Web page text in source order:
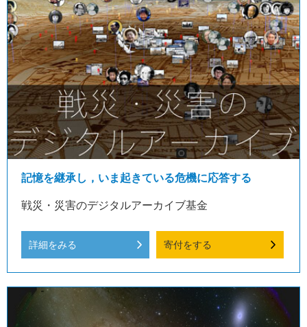
記憶を継承し，いま起きている危機に応答する
戦災・災害のデジタルアーカイブ基金
詳細をみる 寄付をする